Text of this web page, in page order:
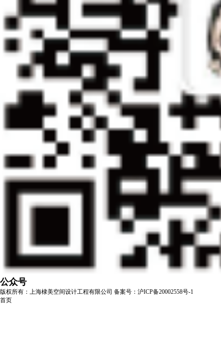
公众号
版权所有：上海棣美空间设计工程有限公司 备案号：沪ICP备20002558号-1
首页